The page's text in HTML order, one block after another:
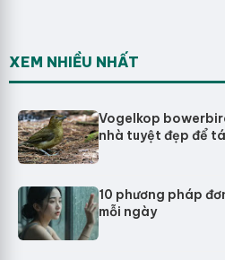
XEM NHIỀU NHẤT
Vogelkop
nhà tuyệt đẹp để
10 phương pháp
mỗi ngày